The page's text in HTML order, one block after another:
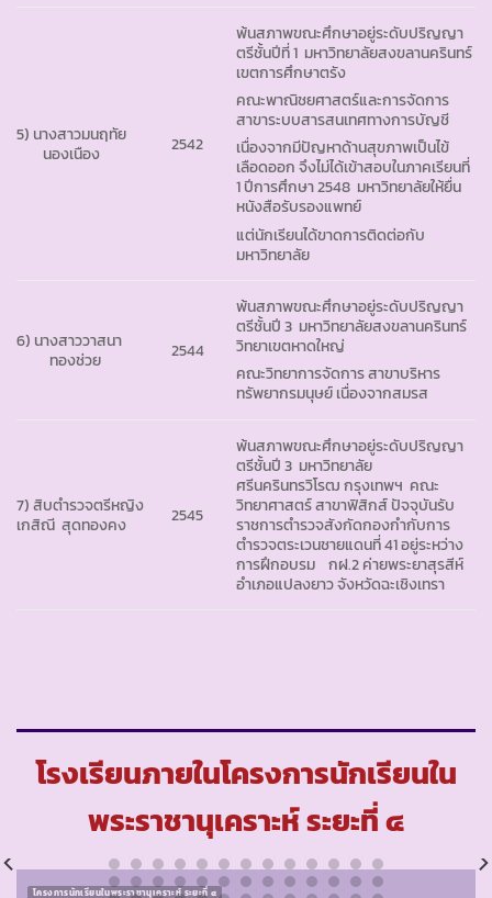
5) นางสาวมนฤทัย
นองเนือง
2542
พ้นสภาพขณะศึกษาอยู่ระดับปริญญา
ตรีชั้นปีที่ 1 มหาวิทยาลัยสงขลานครินทร์
เขตการศึกษาตรัง
คณะพาณิชยศาสตร์และการจัดการ
สาขาระบบสารสนเทศทางการบัญชี
เนื่องจากมีปัญหาด้านสุขภาพเป็นไข้
เลือดออก จึงไม่ได้เข้าสอบในภาคเรียนที่
1 ปีการศึกษา 2548 มหาวิทยาลัยให้ยื่น
หนังสือรับรองแพทย์
แต่นักเรียนได้ขาดการติดต่อกับ
มหาวิทยาลัย
6) นางสาววาสนา
ทองช่วย
2544
พ้นสภาพขณะศึกษาอยู่ระดับปริญญา
ตรีชั้นปี 3 มหาวิทยาลัยสงขลานครินทร์
วิทยาเขตหาดใหญ่
คณะวิทยาการจัดการ สาขาบริหาร
ทรัพยากรมนุษย์ เนื่องจากสมรส
7) สิบตำรวจตรีหญิง
เกสิณี สุดทองคง
2545
พ้นสภาพขณะศึกษาอยู่ระดับปริญญา
ตรีชั้นปี 3 มหาวิทยาลัย
ศรีนครินทรวิโรฒ กรุงเทพฯ คณะ
วิทยาศาสตร์ สาขาฟิสิกส์ ปัจจุบันรับ
ราชการตำรวจสังกัดกองกำกับการ
ตำรวจตระเวนชายแดนที่ 41 อยู่ระหว่าง
การฝึกอบรม กฝ.2 ค่ายพระยาสุรสีห์
อำเภอแปลงยาว จังหวัดฉะเชิงเทรา
โรงเรียนภายในโครงการนักเรียนใน
พระราชานุเคราะห์ ระยะที่ ๔
โครงการนักเรียนในพระราชานุเคราะห์ ระยะที่ ๔